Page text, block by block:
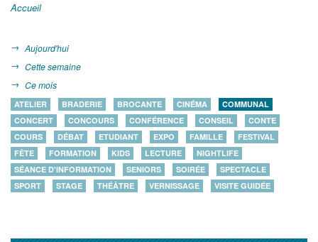
Accueil
Aujourd'hui
Cette semaine
Ce mois
ATELIER BRADERIE BROCANTE CINÉMA
COMMUNAL
CONCERT
CONCOURS CONFÉRENCE CONSEIL
CONTE
COURS
DÉBAT ETUDIANT EXPO FAMILLE
FESTIVAL
FÊTE
FORMATION KIDS LECTURE
NIGHTLIFE
SÉANCE D'INFORMATION
SENIORS SOIRÉE
SPECTACLE
SPORT
STAGE THÉÂTRE VERNISSAGE VISITE GUIDÉE